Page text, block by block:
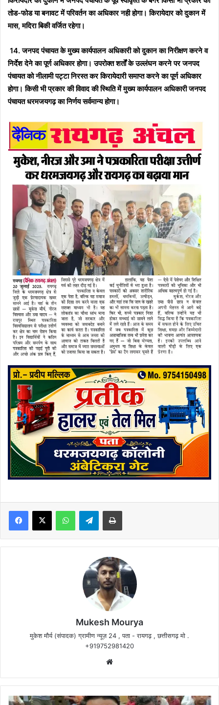
तोड-फोड या बनावट में परिवर्तन का अधिकार नही होगा। किरायेदार को दुकान में
मास, मदिरा बिकी वर्जित रहेगा।
14. जनपद पंचायत के मुख्य कार्यपालन अधिकारी को दुकान का निरीक्षण करने व
निर्देश देने का पूर्ण अधिकार होगा। उपरोक्त शर्तों के उल्लंघन करने पर जनपद
पंचायत को नीलामी पट्टा निरस्त कर किरायेदारी समाप्त करने का पूर्ण अधिकार
होगा। किसी भी प्रकार की विवाद की स्थिति में मुख्य कार्यपालन अधिकारी जनपद
पंचायत धरमजयगढ़ का निर्णय सर्वमान्य होगा।
Facebook
X WhatsAppTelegramPrint
Mukesh Mourya
मुकेश मौर्य (संपादक) ग्रामीण न्यूज़ 24 , पता - रायगढ़ , छत्तीसगढ़ मो .
+919752981420
ग्रामीणों